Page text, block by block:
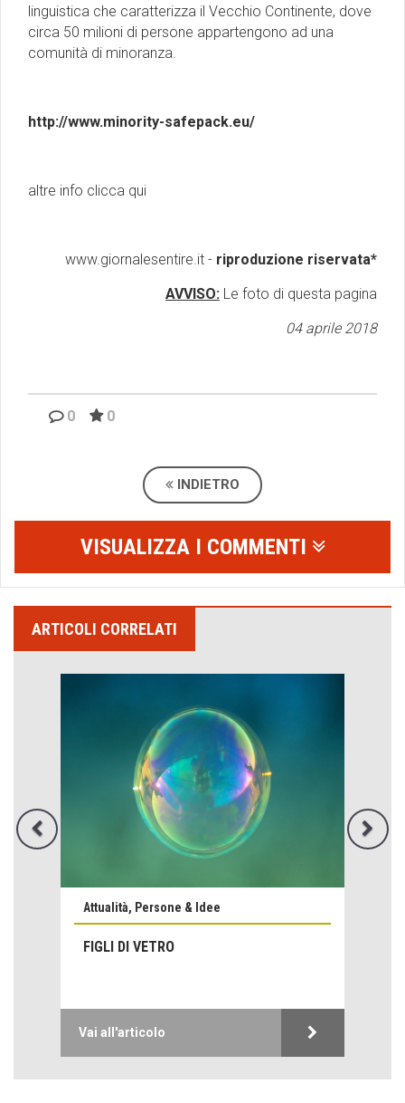
linguistica che caratterizza il Vecchio Continente, dove
circa 50 milioni di persone appartengono ad una
comunità di minoranza.
http://www.minority-safepack.eu/
altre info clicca qui
www.giornalesentire.it - riproduzione riservata*
AVVISO: Le foto di questa pagina
04 aprile 2018
0 0
INDIETRO
VISUALIZZA I COMMENTI
ARTICOLI CORRELATI
Attualità, Persone & Idee
FIGLI DI VETRO
Vai all'articolo
Emilio Isgrò, il cancellatore
Proteggersi, sempre
Hotels, B&B e Ristoranti... 10 & lode
Le nostre recensioni